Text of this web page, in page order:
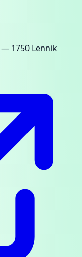
— 1750 Lennik